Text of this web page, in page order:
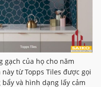
của họ cho năm
từ Topps Tiles được gọi
và hình dạng lấy cảm